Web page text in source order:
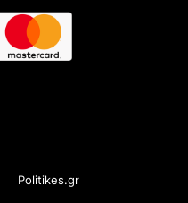
Politikes.gr